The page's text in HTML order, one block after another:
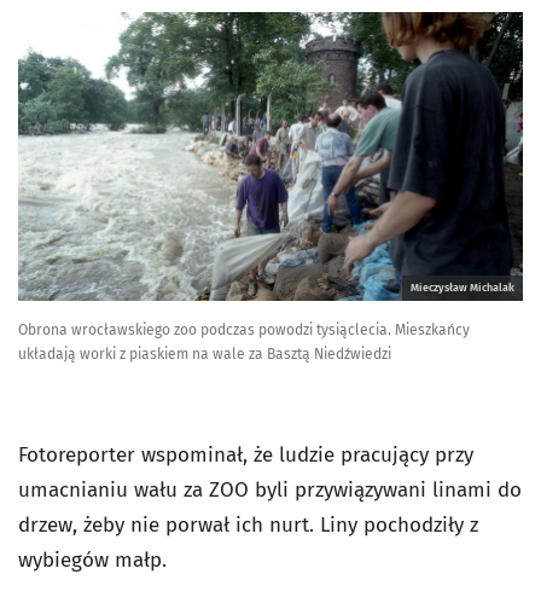
Mieczysław Michalak
Obrona wrocławskiego zoo podczas powodzi tysiąclecia. Mieszkańcy
układają worki z piaskiem na wale za Basztą Niedźwiedzi
Fotoreporter wspominał, że ludzie pracujący przy
umacnianiu wału za ZOO byli przywiązywani linami do
drzew, żeby nie porwał ich nurt. Liny pochodziły z
wybiegów małp.